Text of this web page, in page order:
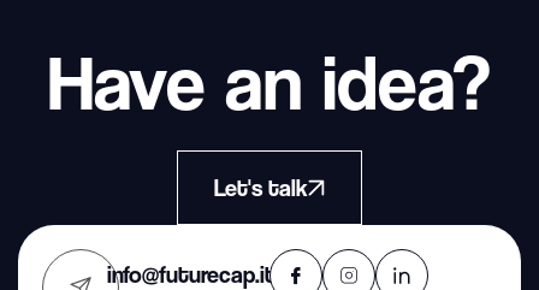
Have an idea?
Let's talk
info@futurecap.it